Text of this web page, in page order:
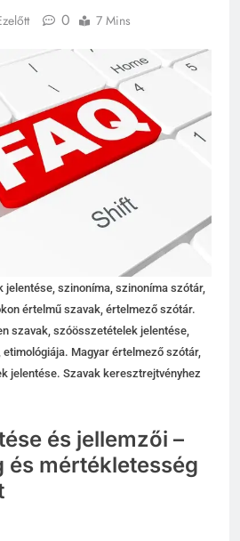
0 7 Mins
jelentése, szinoníma, szinoníma szótár,
értelmű szavak, értelmező szótár.
szavak, szóösszetételek jelentése,
Magyar értelmező szótár,
jelentése. Szavak keresztrejtvényhez
és jellemzői –
és mértékletesség